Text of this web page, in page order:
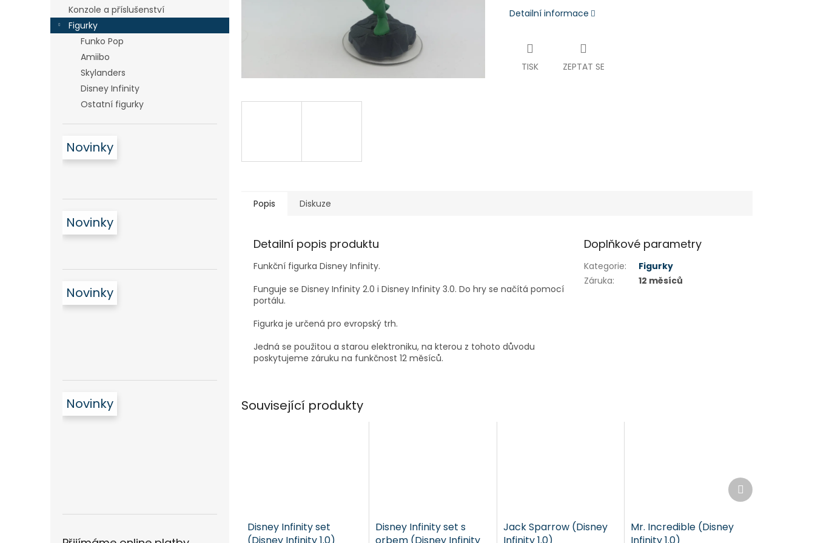
e
l
Konzole a příslušenství
Figurky
Funko Pop
Amiibo
Skylanders
Disney Infinity
Ostatní figurky
Novinky
Novinky
Novinky
Novinky
Detailní informace
TISK ZEPTAT SE
Popis Diskuze
Detailní popis produktu
Funkční figurka Disney Infinity.
Funguje se Disney Infinity 2.0 i Disney Infinity 3.0. Do hry se načítá pomocí
portálu.
Figurka je určená pro evropský trh.
Jedná se použitou a starou elektroniku, na kterou z tohoto důvodu
poskytujeme záruku na funkčnost 12 měsíců.
Doplňkové parametry
Kategorie:
Figurky
Záruka: 12 měsíců
Související produkty
Disney Infinity set
(Disney Infinity 1.0)
Disney Infinity set s
orbem (Disney Infinity
Jack Sparrow (Disney
Infinity 1.0)
Mr. Incredible (Disney
Infinity 1.0)
Další
produkt